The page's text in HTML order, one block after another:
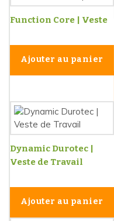
Function Core | Veste
Ajouter au panier
Dynamic Durotec |
Veste de Travail
Ajouter au panier